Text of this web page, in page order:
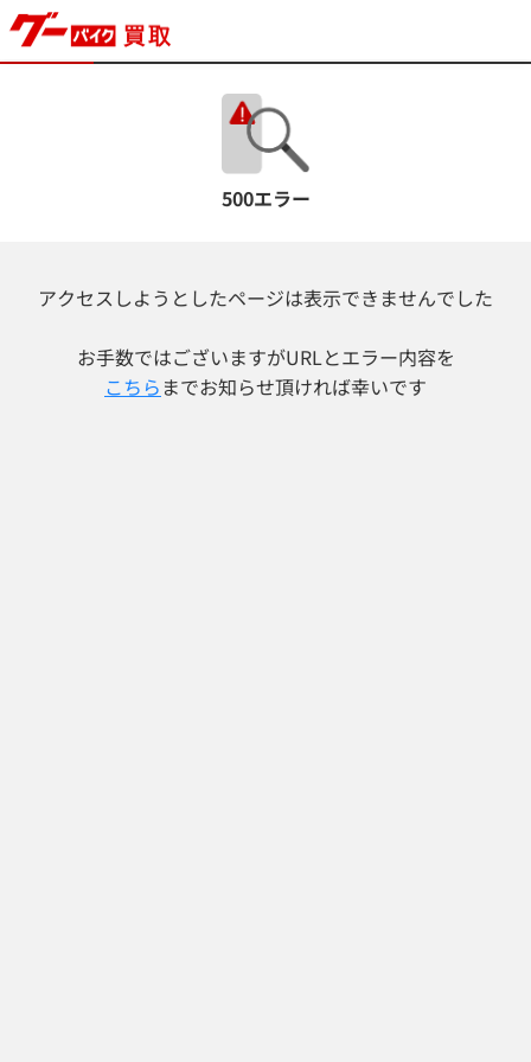
500エラー
アクセスしようとしたページは表示できませんでした
お手数ではございますがURLとエラー内容を
こちら までお知らせ頂ければ幸いです